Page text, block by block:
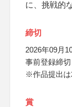
に、挑戦的
締切
2026年09月
事前登録締切
※作品提出は
賞